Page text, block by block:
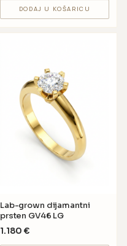
DODAJ U KOŠARICU
Lab-grown dijamantni
prsten GV46 LG
1.180 €